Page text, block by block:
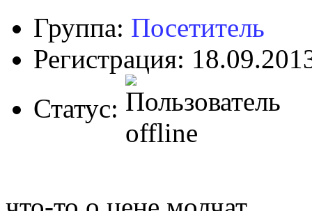
Группа: Посетитель
Регистрация:
Статус: